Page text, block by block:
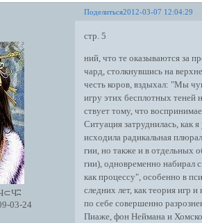
Поделиться2012-03-07 12:04:29
03-24
стр. 5
ний, что те оказываются за
чард, столкнувшись на
честь коров, вздыхал: "Мы
игру этих бесплотных теней
ствует тому, что
Ситуация затруднилась, как
исходила радикальная
гии, но также и в отдельных
гии), одновременно
как процессу", особенно в
следних лет, как теория игр
по себе совершенно
Пиаже, фон Неймана и